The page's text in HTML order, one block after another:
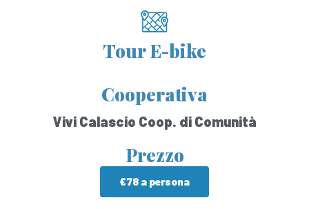
Tour E-bike
Cooperativa
Vivi Calascio Coop. di Comunità
Prezzo
€78 a persona